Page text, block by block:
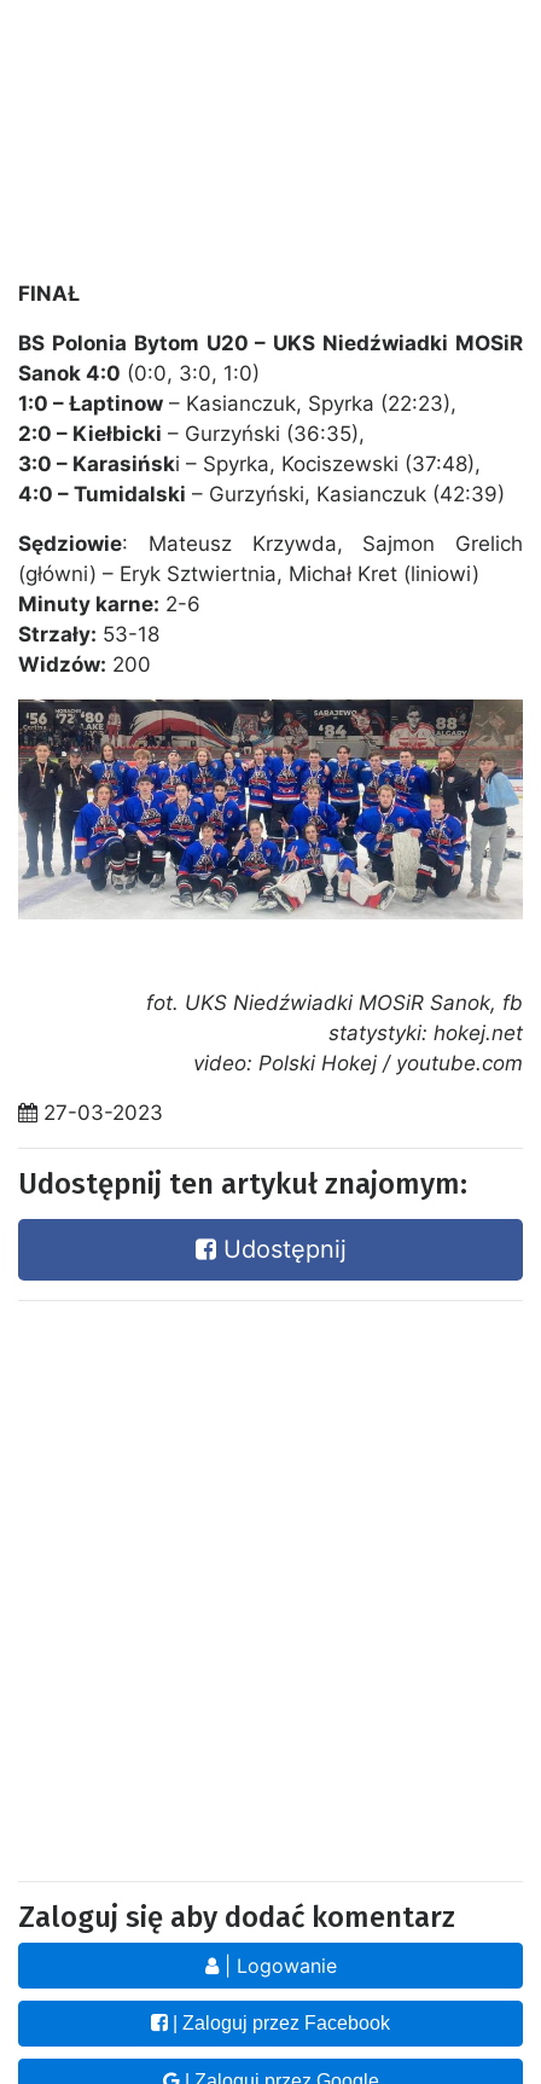
FINAŁ
BS Polonia Bytom U20 – UKS Niedźwiadki MOSiR
Sanok 4:0 (0:0, 3:0, 1:0)
1:0 – Łaptinow – Kasianczuk, Spyrka (22:23),
2:0 – Kiełbicki – Gurzyński (36:35),
3:0 – Karasiński – Spyrka, Kociszewski (37:48),
4:0 – Tumidalski – Gurzyński, Kasianczuk (42:39)
Sędziowie: Mateusz Krzywda, Sajmon Grelich
(główni) – Eryk Sztwiertnia, Michał Kret (liniowi)
Minuty karne: 2-6
Strzały: 53-18
Widzów: 200
fot. UKS Niedźwiadki MOSiR Sanok, fb
statystyki: hokej.net
video: Polski Hokej / youtube.com
27-03-2023
Udostępnij ten artykuł znajomym:
Udostępnij
Zaloguj się aby dodać komentarz
| Logowanie
| Zaloguj przez Facebook